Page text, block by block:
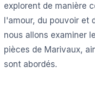
explorent de manière
l'amour, du pouvoir et
nous allons examiner
pièces de Marivaux,
sont abordés.